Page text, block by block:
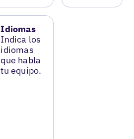
Idiomas
Indica los
idiomas
que habla
tu equipo.